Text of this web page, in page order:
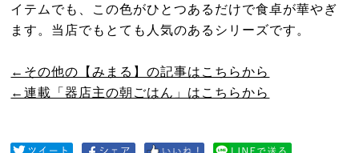
イテムでも、この色がひとつあるだけで食卓が華やぎ
ます。当店でもとても人気のあるシリーズです。
←その他の【みまる】の記事はこちらから
←連載「器店主の朝ごはん」はこちらから